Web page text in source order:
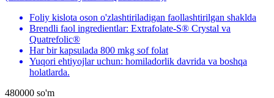
Foliy kislota oson o'zlashtiriladigan faollashtirilgan shaklda
Brendli faol ingredientlar: Extrafolate-S® Crystal va
Quatrefolic®
Har bir kapsulada 800 mkg sof folat
Yuqori ehtiyojlar uchun: homiladorlik davrida va boshqa
holatlarda.
480000 so'm